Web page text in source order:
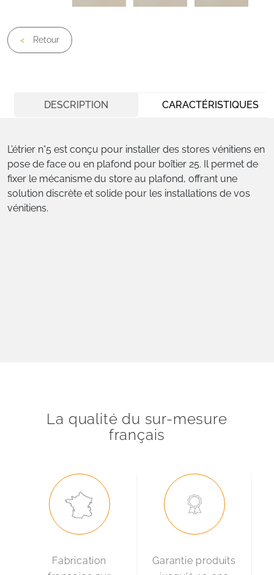
Retour
DESCRIPTION CARACTÉRISTIQUES
L’étrier n°5 est conçu pour installer des stores vénitiens en
pose de face ou en plafond pour boîtier 25. Il permet de
fixer le mécanisme du store au plafond, offrant une
solution discrète et solide pour les installations de vos
vénitiens.
La qualité du sur-mesure
français
Fabrication
Garantie produits